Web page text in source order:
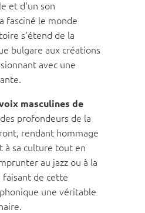
et d'un son
fasciné le monde
s'étend de la
bulgare aux créations
avec une
masculines de
profondeurs de la
rendant hommage
à sa culture tout en
au jazz ou à la
faisant de cette
une véritable